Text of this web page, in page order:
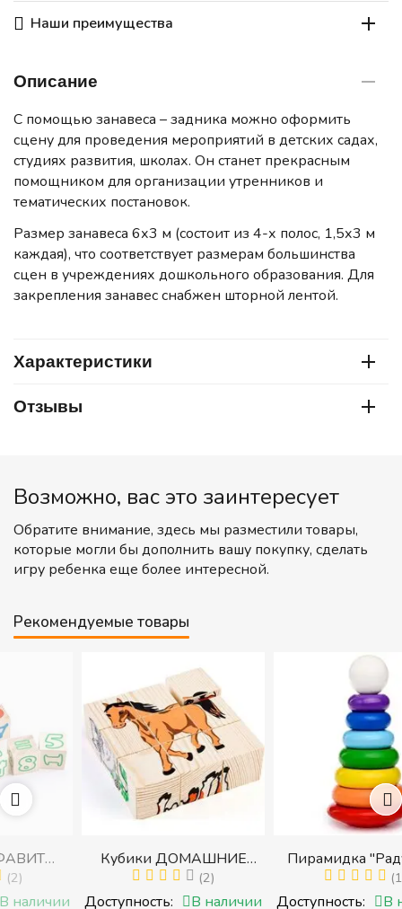
Наши преимущества
Описание
С помощью занавеса – задника можно оформить
сцену для проведения мероприятий в детских садах,
студиях развития, школах. Он станет прекрасным
помощником для организации утренников и
тематических постановок.
Размер занавеса 6х3 м (состоит из 4-х полос, 1,5х3 м
каждая), что соответствует размерам большинства
сцен в учреждениях дошкольного образования. Для
закрепления занавес снабжен шторной лентой.
Характеристики
Отзывы
Возможно, вас это заинтересует
Обратите внимание, здесь мы разместили товары,
которые могли бы дополнить вашу покупку, сделать
игру ребенка еще более интересной.
Рекомендуемые товары
Кубики ДОМАШНИЕ
ЖИВОТНЫЕ (Томик)
(Набор кубиков
(2)
Доступность: В наличии
Пирамидка "Радуга" (8
деталей) (Пирамидка
среднего размера)
(1)
Доступность: В наличии